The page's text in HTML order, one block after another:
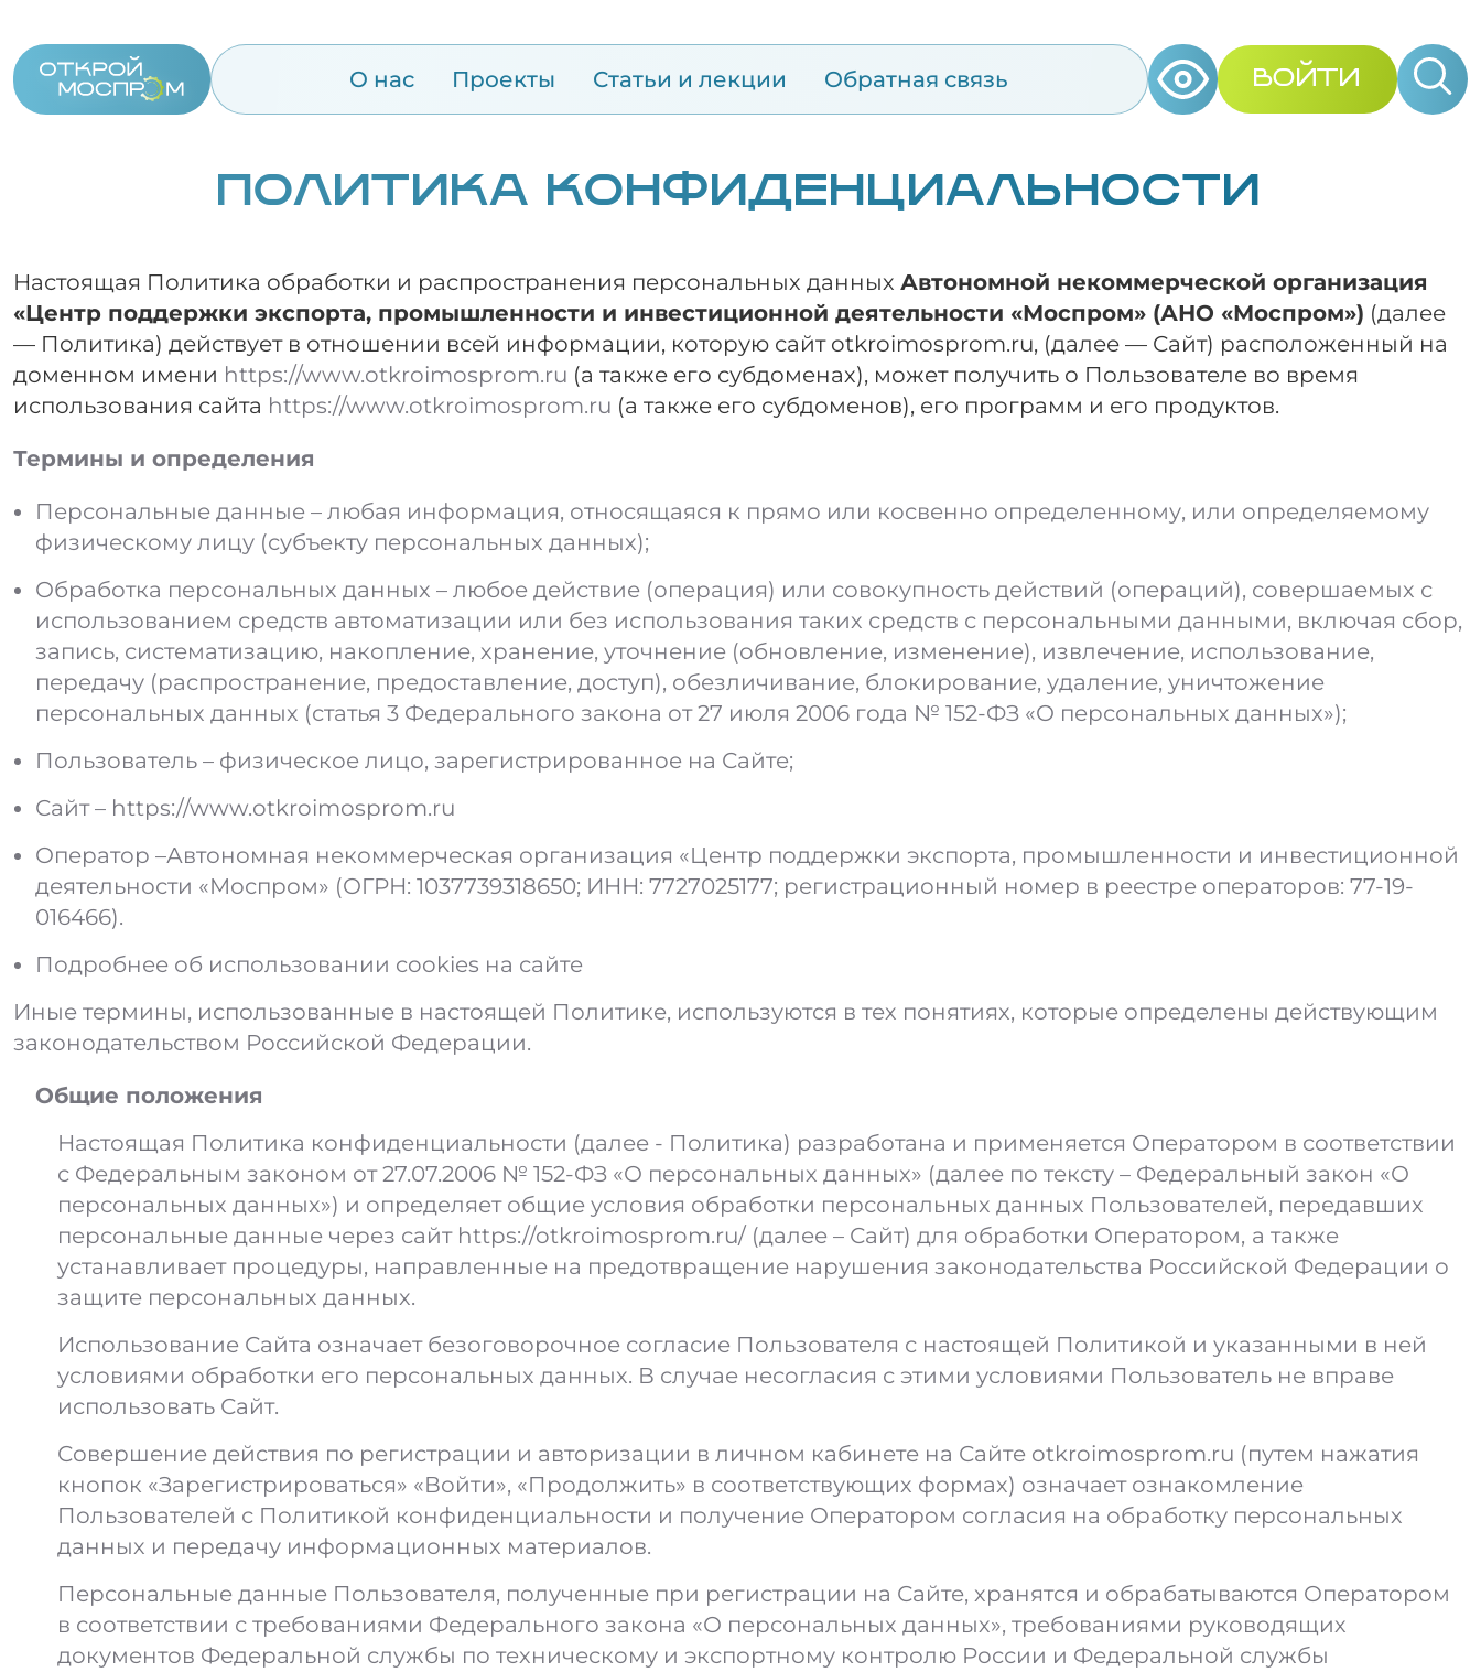
О нас Проекты Статьи и лекции Обратная связь ВОЙТИ
ПОЛИТИКА КОНФИДЕНЦИАЛЬНОСТИ
Настоящая Политика обработки и распространения персональных данных Автономной некоммерческой организация
«Центр поддержки экспорта, промышленности и инвестиционной деятельности «Моспром» (АНО «Моспром») (далее
— Политика) действует в отношении всей информации, которую сайт otkroimosprom.ru, (далее — Сайт) расположенный на
доменном имени https://www.otkroimosprom.ru (а также его субдоменах), может получить о Пользователе во время
использования сайта https://www.otkroimosprom.ru (а также его субдоменов), его программ и его продуктов.
Термины и определения
Персональные данные – любая информация, относящаяся к прямо или косвенно определенному, или определяемому
физическому лицу (субъекту персональных данных);
Обработка персональных данных – любое действие (операция) или совокупность действий (операций), совершаемых с
использованием средств автоматизации или без использования таких средств с персональными данными, включая сбор,
запись, систематизацию, накопление, хранение, уточнение (обновление, изменение), извлечение, использование,
передачу (распространение, предоставление, доступ), обезличивание, блокирование, удаление, уничтожение
персональных данных (статья 3 Федерального закона от 27 июля 2006 года № 152-ФЗ «О персональных данных»);
Пользователь – физическое лицо, зарегистрированное на Сайте;
Сайт – https://www.otkroimosprom.ru
Оператор –Автономная некоммерческая организация «Центр поддержки экспорта, промышленности и инвестиционной
деятельности «Моспром» (ОГРН: 1037739318650; ИНН: 7727025177; регистрационный номер в реестре операторов: 77-19-
016466).
Подробнее об использовании cookies на сайте
Иные термины, использованные в настоящей Политике, используются в тех понятиях, которые определены действующим
законодательством Российской Федерации.
Общие положения
Настоящая Политика конфиденциальности (далее - Политика) разработана и применяется Оператором в соответствии
с Федеральным законом от 27.07.2006 № 152-ФЗ «О персональных данных» (далее по тексту – Федеральный закон «О
персональных данных») и определяет общие условия обработки персональных данных Пользователей, передавших
персональные данные через сайт https://otkroimosprom.ru/ (далее – Сайт) для обработки Оператором, а также
устанавливает процедуры, направленные на предотвращение нарушения законодательства Российской Федерации о
защите персональных данных.
Использование Сайта означает безоговорочное согласие Пользователя с настоящей Политикой и указанными в ней
условиями обработки его персональных данных. В случае несогласия с этими условиями Пользователь не вправе
использовать Сайт.
Совершение действия по регистрации и авторизации в личном кабинете на Сайте otkroimosprom.ru (путем нажатия
кнопок «Зарегистрироваться» «Войти», «Продолжить» в соответствующих формах) означает ознакомление
Пользователей с Политикой конфиденциальности и получение Оператором согласия на обработку персональных
данных и передачу информационных материалов.
Персональные данные Пользователя, полученные при регистрации на Сайте, хранятся и обрабатываются Оператором
в соответствии с требованиями Федерального закона «О персональных данных», требованиями руководящих
документов Федеральной службы по техническому и экспортному контролю России и Федеральной службы